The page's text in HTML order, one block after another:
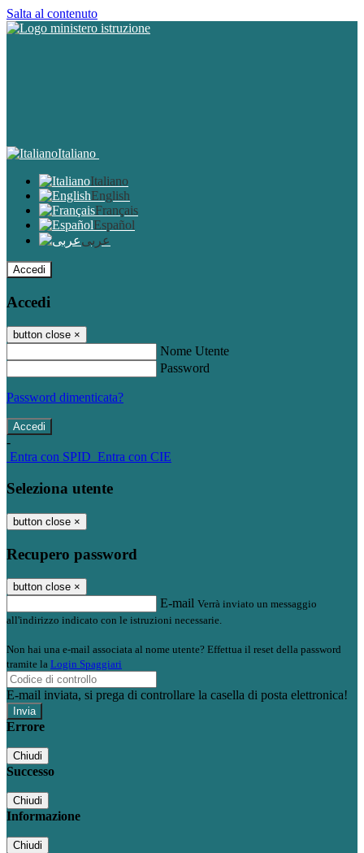
Salta al contenuto
Italiano
Italiano
English
Français
Español
عربى
Accedi
Accedi
button close ×
Nome Utente
Password
Password dimenticata?
-
Entra con SPID Entra con CIE
Seleziona utente
button close ×
Recupero password
button close ×
E-mail Verrà inviato un messaggio
all'indirizzo indicato con le istruzioni necessarie.
Non hai una e-mail associata al nome utente? Effettua il reset della password
tramite la Login Spaggiari
E-mail inviata, si prega di controllare la casella di posta elettronica!
Errore
Chiudi
Successo
Chiudi
Informazione
Chiudi